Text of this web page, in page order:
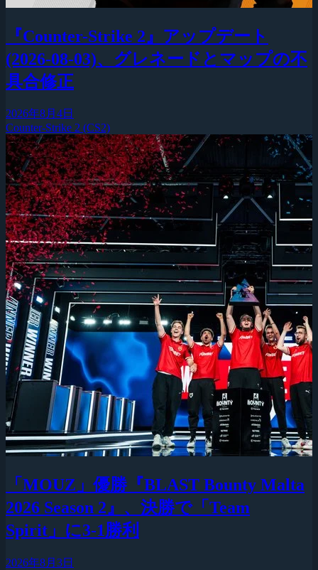
『Counter-Strike 2』アップデート
(2026-08-03)、グレネードとマップの不
具合修正
2026年8月4日
Counter-Strike 2 (CS2)
「MOUZ」優勝『BLAST Bounty Malta
2026 Season 2』、決勝で「Team
Spirit」に3-1勝利
2026年8月3日